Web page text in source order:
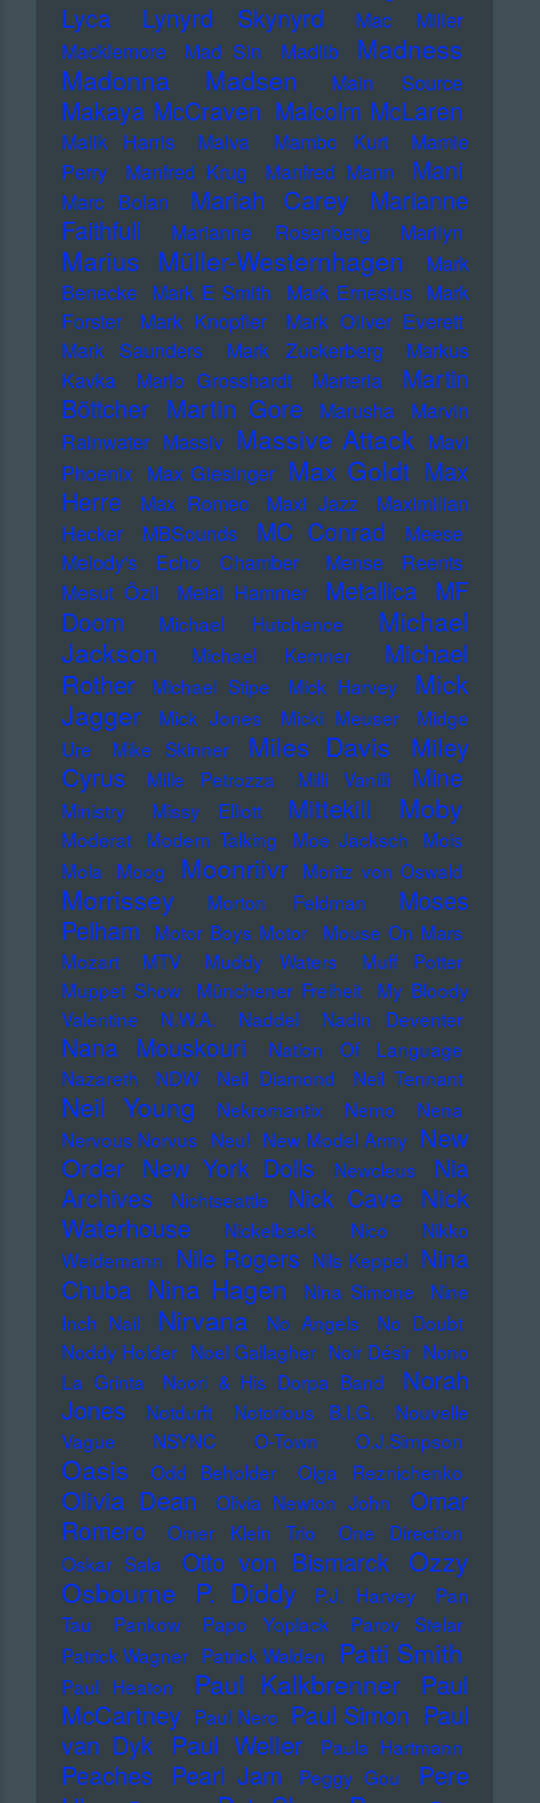
Lyca Lynyrd Skynyrd
Mac Miller
Macklemore
Mad Sin Madlib
Madness
Madonna
Madsen Main Source
Makaya McCraven Malcolm McLaren
Malik Harris Malva Mambo Kurt
Mamie
Perry
Manfred Krug Manfred Mann Mani
Marc Bolan Mariah Carey
Marianne
Faithfull
Marianne Rosenberg Marilyn
Marius Müller-Westernhagen
Mark
Benecke Mark E Smith Mark Ernestus Mark
Forster
Mark Knopfler
Mark Oliver Everett
Mark Saunders
Mark Zuckerberg
Markus
Kavka
Marlo Grosshardt Marteria
Martin
Böttcher Martin Gore Marusha
Marvin
Rainwater Massiv Massive Attack Mavi
Phoenix Max Giesinger Max Goldt Max
Herre
Max Romeo Maxi Jazz
Maximilian
Hecker
MBSounds MC Conrad
Meese
Melody's Echo Chamber
Mense Reents
Mesut Özil
Metal Hammer Metallica MF
Doom
Michael Hutchence
Michael
Jackson
Michael Kemner
Michael
Rother
Michael Stipe Mick Harvey
Mick
Jagger
Mick Jones Micki Meuser
Midge
Ure
Mike Skinner Miles Davis
Miley
Cyrus
Mille Petrozza Milli Vanilli Mine
Ministry Missy Elliott Mittekill Moby
Moderat Modern Talking Moe Jacksch
Mois
Mola
Moog Moonriivr Moritz von Oswald
Morrissey Morton Feldman
Moses
Pelham
Motor Boys Motor
Mouse On Mars
Mozart
MTV Muddy Waters
Muff Potter
Muppet Show
Münchener Freiheit
My Bloody
Valentine
N.W.A. Naddel Nadin Deventer
Nana Mouskouri
Nation Of Language
Nazareth
NDW Neil Diamond Neil Tennant
Neil Young Nekromantix Nemo
Nena
Nervous Norvus Neu! New Model Army New
Order New York Dolls Newcleus
Nia
Archives
Nichtseattle Nick Cave
Nick
Waterhouse
Nickelback Nico
Nikko
Weidemann Nile Rogers Nils Keppel Nina
Chuba Nina Hagen Nina Simone
Nine
Inch Nail
Nirvana No Angels
No Doubt
Noddy Holder Noel Gallagher Noir Désir Nono
La Grinta
Noori & His Dorpa Band
Norah
Jones
Notdurft Notorious B.I.G.
Nouvelle
Vague
NSYNC O-Town O.J.Simpson
Oasis Odd Beholder Olga Reznichenko
Olivia Dean Olivia Newton John
Omar
Romero
Omer Klein Trio
One Direction
Oskar Sala
Otto von Bismarck Ozzy
Osbourne
P. Diddy P.J. Harvey
Pan
Tau
Pankow Papo Yoplack
Parov Stelar
Patrick Wagner Patrick Walden Patti Smith
Paul Heaton Paul Kalkbrenner
Paul
McCartney Paul Nero Paul Simon Paul
van Dyk Paul Weller Paula Hartmann
Peaches Pearl Jam Peggy Gou
Pere